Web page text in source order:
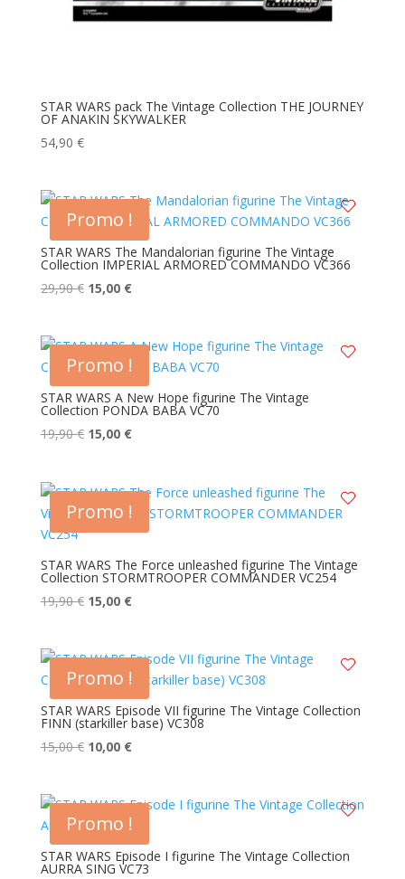
STAR WARS pack The Vintage Collection THE JOURNEY
OF ANAKIN SKYWALKER
54,90 €
Promo !
STAR WARS The Mandalorian figurine The Vintage
Collection IMPERIAL ARMORED COMMANDO VC366
29,90€ Le
était :
29,90 €.
15,00 €Le
est :
15,00 €.
Promo !
STAR WARS A New Hope figurine The Vintage
Collection PONDA BABA VC70
19,90€ Le
était :
19,90 €.
15,00 €Le
est :
15,00 €.
Promo !
STAR WARS The Force unleashed figurine The Vintage
Collection STORMTROOPER COMMANDER VC254
19,90€ Le
était :
19,90 €.
15,00 €Le
est :
15,00 €.
Promo !
STAR WARS Episode VII figurine The Vintage Collection
FINN (starkiller base) VC308
15,00€ Le
était :
15,00 €.
10,00 €Le
est :
10,00 €.
Promo !
STAR WARS Episode I figurine The Vintage Collection
AURRA SING VC73